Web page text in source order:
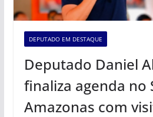
DEPUTADO EM DESTAQUE
Deputado Daniel
finaliza agenda no
Amazonas com